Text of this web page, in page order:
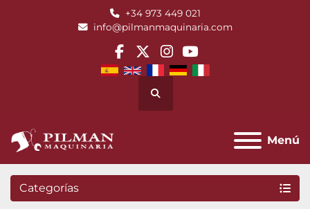
+34 973 449 021
info@pilmanmaquinaria.com
facebook
twitterinstagram
youtube
Buscar
Menú
Categorías